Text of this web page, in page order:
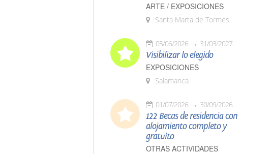
ARTE / EXPOSICIONES
Santa Marta de Tormes
05/06/2026 31/03/2027
Visibilizar lo elegido
EXPOSICIONES
Salamanca
01/07/2026 30/09/2026
122 Becas de residencia con
alojamiento completo y
gratuito
OTRAS ACTIVIDADES